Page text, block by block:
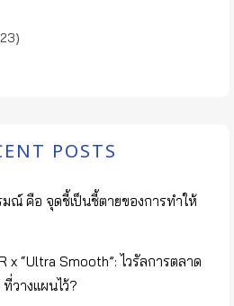
POSTS
ณ์ คือ จุดชี้เป็นชี้ตายของการทำให้
x “Ultra Smooth”: ไวรัลการตลาด
วางแผนไว้?